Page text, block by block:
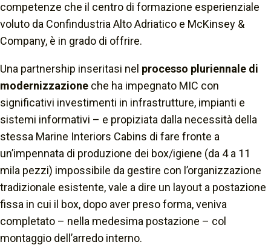
competenze che il centro di formazione esperienziale
voluto da Confindustria Alto Adriatico e McKinsey &
Company, è in grado di offrire.
Una partnership inseritasi nel processo pluriennale di
modernizzazione che ha impegnato MIC con
significativi investimenti in infrastrutture, impianti e
sistemi informativi – e propiziata dalla necessità della
stessa Marine Interiors Cabins di fare fronte a
un’impennata di produzione dei box/igiene (da 4 a 11
mila pezzi) impossibile da gestire con l’organizzazione
tradizionale esistente, vale a dire un layout a postazione
fissa in cui il box, dopo aver preso forma, veniva
completato – nella medesima postazione – col
montaggio dell’arredo interno.